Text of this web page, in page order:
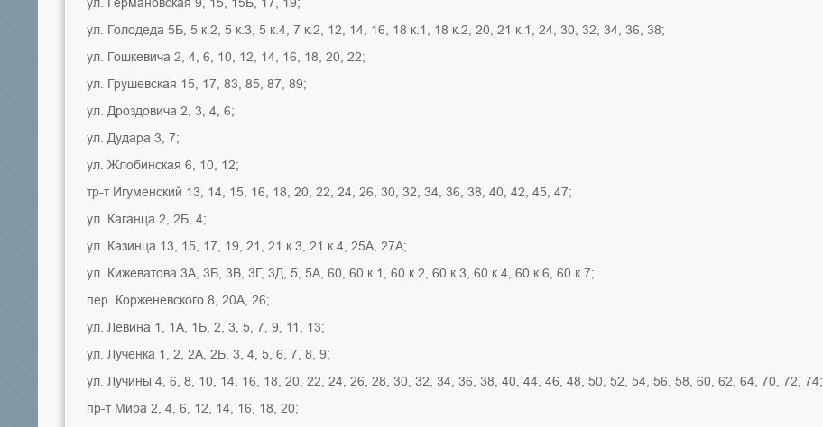
ул. Германовская 9, 15, 15Б, 17, 19;
ул. Голодеда 5Б, 5 к.2, 5 к.3, 5 к.4, 7 к.2, 12, 14, 16, 18 к.1, 18 к.2, 20, 21 к.1, 24, 30, 32, 34, 36, 38;
ул. Гошкевича 2, 4, 6, 10, 12, 14, 16, 18, 20, 22;
ул. Грушевская 15, 17, 83, 85, 87, 89;
ул. Дроздовича 2, 3, 4, 6;
ул. Дудара 3, 7;
ул. Жлобинская 6, 10, 12;
тр-т Игуменский 13, 14, 15, 16, 18, 20, 22, 24, 26, 30, 32, 34, 36, 38, 40, 42, 45, 47;
ул. Каганца 2, 2Б, 4;
ул. Казинца 13, 15, 17, 19, 21, 21 к.3, 21 к.4, 25А, 27А;
ул. Кижеватова 3А, 3Б, 3В, 3Г, 3Д, 5, 5А, 60, 60 к.1, 60 к.2, 60 к.3, 60 к.4, 60 к.6, 60 к.7;
пер. Корженевского 8, 20А, 26;
ул. Левина 1, 1А, 1Б, 2, 3, 5, 7, 9, 11, 13;
ул. Лученка 1, 2, 2А, 2Б, 3, 4, 5, 6, 7, 8, 9;
ул. Лучины 4, 6, 8, 10, 14, 16, 18, 20, 22, 24, 26, 28, 30, 32, 34, 36, 38, 40, 44, 46, 48, 50, 52, 54, 56, 58, 60, 62, 64, 70, 72, 74;
пр-т Мира 2, 4, 6, 12, 14, 16, 18, 20;